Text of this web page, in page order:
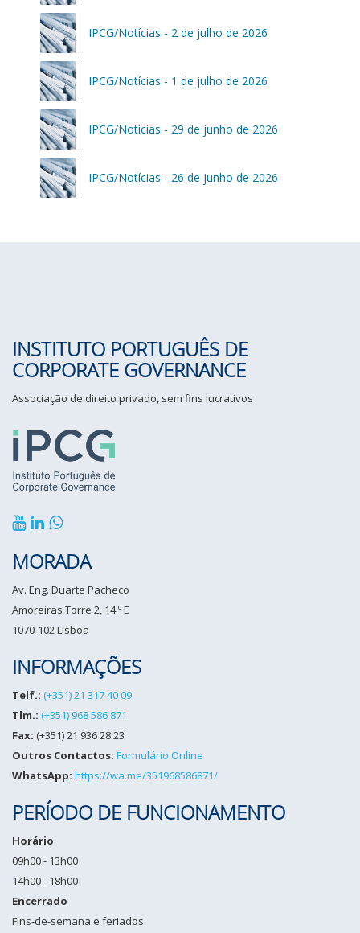
IPCG/Notícias - 2 de julho de 2026
IPCG/Notícias - 1 de julho de 2026
IPCG/Notícias - 29 de junho de 2026
IPCG/Notícias - 26 de junho de 2026
INSTITUTO PORTUGUÊS DE
CORPORATE GOVERNANCE
Associação de direito privado, sem fins lucrativos
MORADA
Av. Eng. Duarte Pacheco
Amoreiras Torre 2, 14.º E
1070-102 Lisboa
INFORMAÇÕES
Telf.: (+351) 21 317 40 09
Tlm.: (+351) 968 586 871
Fax: (+351) 21 936 28 23
Outros Contactos: Formulário Online
WhatsApp: https://wa.me/351968586871/
PERÍODO DE FUNCIONAMENTO
Horário
09h00 - 13h00
14h00 - 18h00
Encerrado
Fins-de-semana e feriados